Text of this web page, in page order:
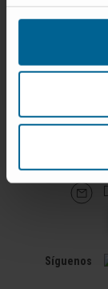
Síguenos